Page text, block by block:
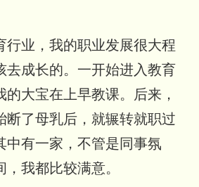
行业，我的职业发展很大程
去成长的。一开始进入教育
大宝在上早教课。后来，
断了母乳后，就辗转就职过
中有一家，不管是同事氛
我都比较满意。